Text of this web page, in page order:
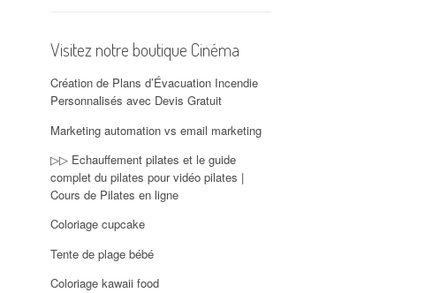
Visitez notre boutique Cinéma
Création de Plans d’Évacuation Incendie
Personnalisés avec Devis Gratuit
Marketing automation vs email marketing
▷▷ Echauffement pilates et le guide
complet du pilates pour vidéo pilates |
Cours de Pilates en ligne
Coloriage cupcake
Tente de plage bébé
Coloriage kawaii food